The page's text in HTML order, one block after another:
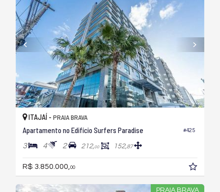
#425
ITAJAÍ - PRAIA BRAVA
Apartamento no Edifício Surfers Paradise
3 4 2 212,00 152,87
R$ 3.850.000, 00
PRAIA BRAVA